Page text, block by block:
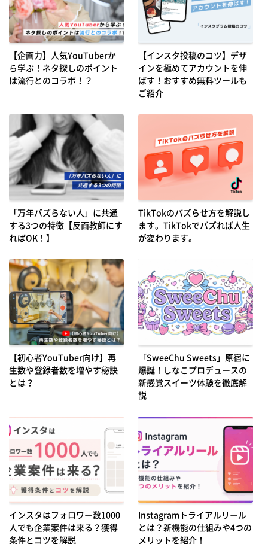
【企画力】人気YouTuberか
ら学ぶ！ネタ探しのポイント
は流行とのコラボ！？
【インスタ投稿のコツ】デザ
インを極めてアカウントを伸
ばす！おすすめ無料ツールも
ご紹介
「万年バズらない人」に共通
する3つの特徴【反面教師にす
ればOK！】
TikTokのバズらせ方を解説し
ます。TikTokでバズれば人生
が変わります。
【初心者YouTuber向け】再
生数や登録者数を増やす秘訣
とは？
「SweeChu Sweets」原宿に
爆誕！しなこプロデュースの
新感覚スイーツ体験を徹底解
説
インスタはフォロワー数1000
人でも企業案件は来る？獲得
条件とコツを解説
Instagramトライアルリール
とは？新機能の仕組みや4つの
メリットを紹介！